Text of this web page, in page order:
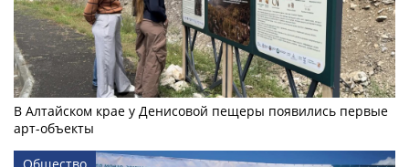
В Алтайском крае у Денисовой пещеры появились первые
арт-объекты
Общество